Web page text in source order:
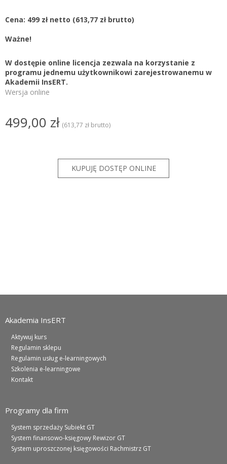
Cena: 499 zł netto (613,77 zł brutto)
Ważne!
W dostępie online licencja zezwala na korzystanie z
programu jednemu użytkownikowi zarejestrowanemu w
Akademii InsERT.
Wersja online
499,00 zł (613,77 zł brutto)
Akademia InsERT
Aktywuj kurs
Regulamin sklepu
Regulamin usług e-learningowych
Szkolenia e-learningowe
Kontakt
Programy dla firm
System sprzedaży Subiekt GT
System finansowo-księgowy Rewizor GT
System uproszczonej księgowości Rachmistrz GT